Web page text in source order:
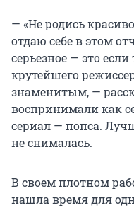
— «Не родись
отдаю себе в этом
серьезное — это
крутейшего
знаменитым, —
воспринимали как
сериал — попса.
не снималась.
В своем плотном
нашла время для